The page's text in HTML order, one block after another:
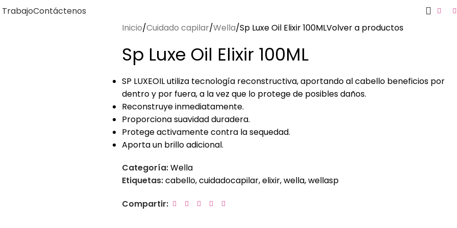
TrabajoContáctenos
Inicio Cuidado capilar Wella Sp Luxe Oil Elixir 100MLVolver a productos
Sp Luxe Oil Elixir 100ML
SP LUXEOIL utiliza tecnología reconstructiva, aportando al cabello beneficios por
dentro y por fuera, a la vez que lo protege de posibles daños.
Reconstruye inmediatamente.
Proporciona suavidad duradera.
Protege activamente contra la sequedad.
Aporta un brillo adicional.
Categoría:Wella
Etiquetas:cabello,cuidadocapilar,elixir,wella,wellasp
Compartir: